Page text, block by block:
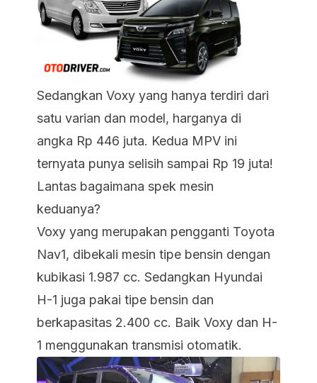
Sedangkan Voxy yang hanya terdiri dari
satu varian dan model, harganya di
angka Rp 446 juta. Kedua MPV ini
ternyata punya selisih sampai Rp 19 juta!
Lantas bagaimana spek mesin
keduanya?
Voxy yang merupakan pengganti Toyota
Nav1, dibekali mesin tipe bensin dengan
kubikasi 1.987 cc. Sedangkan Hyundai
H-1 juga pakai tipe bensin dan
berkapasitas 2.400 cc. Baik Voxy dan H-
1 menggunakan transmisi otomatik.